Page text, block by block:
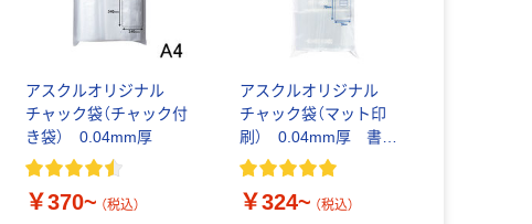
アスクルオリジナル
チャック袋（チャック付
き袋） 0.04mm厚
￥370~ （税込）
アスクルオリジナル
チャック袋（マット印
刷） 0.04mm厚 書き
込み欄付き
￥324~ （税込）